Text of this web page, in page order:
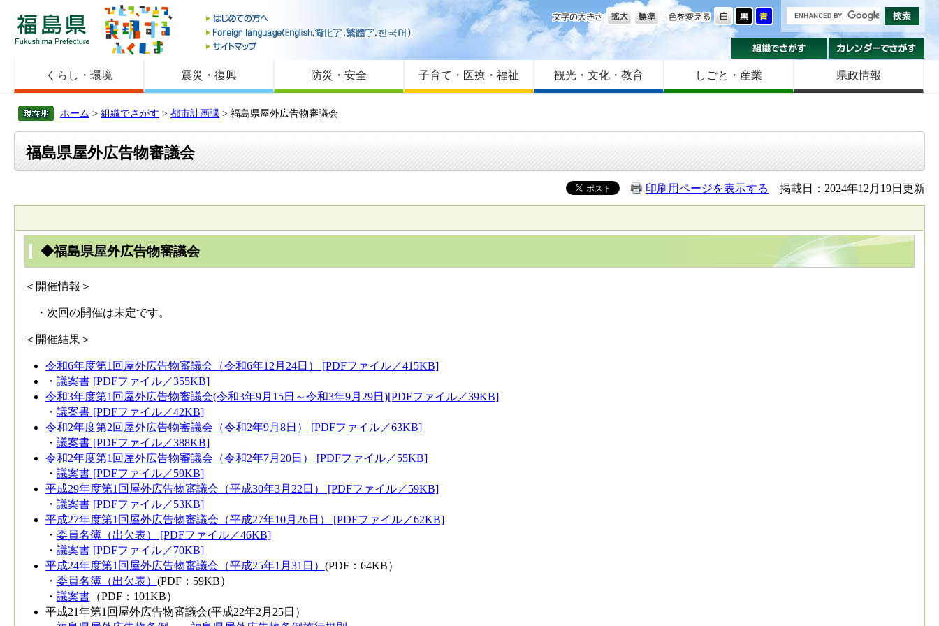
福島県
はじめての方へ
Foreign language
サイトマップ
色を変える
文字の大きさ
組織でさがす
くらし・環境 震災・復興 防災・安全 子育て・医療・福祉 観光・文化・教育 しごと・産業 県政情報
ホーム > 組織でさがす > 都市計画課 > 福島県屋外広告物審議会
福島県屋外広告物審議会
印刷用ページを表示する 掲載日：2024年12月19日更新
◆福島県屋外広告物審議会
＜開催情報＞
・次回の開催は未定です。
＜開催結果＞​
令和6年度第1回屋外広告物審議会（令和6年12月24日） [PDFファイル／415KB]
・ 議案書 [PDFファイル／355KB]
令和3年度第1回屋外広告物審議会(令和3年9月15日～令和3年9月29日)[PDFファイル／39KB]
・ 議案書 [PDFファイル／42KB]
令和2年度第2回屋外広告物審議会（令和2年9月8日） [PDFファイル／63KB]
・ 議案書 [PDFファイル／388KB]
令和2年度第1回屋外広告物審議会（令和2年7月20日） [PDFファイル／55KB]
・ 議案書 [PDFファイル／59KB]
平成29年度第1回屋外広告物審議会（平成30年3月22日） [PDFファイル／59KB]
・ 議案書 [PDFファイル／53KB]
平成27年度第1回屋外広告物審議会（平成27年10月26日） [PDFファイル／62KB]
・ 委員名簿（出欠表） [PDFファイル／46KB]
・ 議案書 [PDFファイル／70KB]
平成24年度第1回屋外広告物審議会（平成25年1月31日） (PDF：64KB）
・ 委員名簿（出欠表） (PDF：59KB）
・ 議案書（PDF：101KB）
平成21年第1回屋外広告物審議会(平成22年2月25日）